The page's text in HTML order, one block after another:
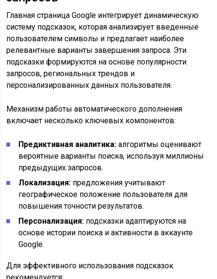
Главная страница Google интегрирует динамическую
систему подсказок, которая анализирует введенные
пользователем символы и предлагает наиболее
релевантные варианты завершения запроса. Эти
подсказки формируются на основе популярности
запросов, региональных трендов и
персонализированных данных пользователя.
Механизм работы автоматического дополнения
включает несколько ключевых компонентов:
Предиктивная аналитика: алгоритмы оценивают
вероятные варианты поиска, используя миллионы
предыдущих запросов.
Локализация: предложения учитывают
географическое положение пользователя для
повышения точности результатов.
Персонализация: подсказки адаптируются на
основе истории поиска и активности в аккаунте
Google.
Для эффективного использования подсказок